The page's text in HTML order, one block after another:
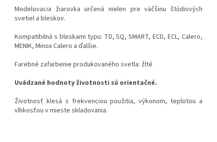
Modelovacia žiarovka určená nielen pre väčšinu štúdiových
svetiel a bleskov.
Kompatibilná s bleskami typu: TD, SQ, SMART, ECD, ECL, Calero,
MENIK, Minox Calero a ďalšie.
Farebné zafarbenie produkovaného svetla: žlté
Uvádzané hodnoty životnosti sú orientačné.
Životnosť klesá s frekvenciou použitia, výkonom, teplotou a
vlhkosťou v mieste skladovania.